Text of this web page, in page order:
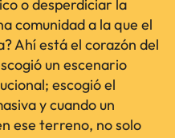
o desperdiciar la
comunidad a la que el
Ahí está el corazón del
un escenario
escogió el
y cuando un
ese terreno, no solo